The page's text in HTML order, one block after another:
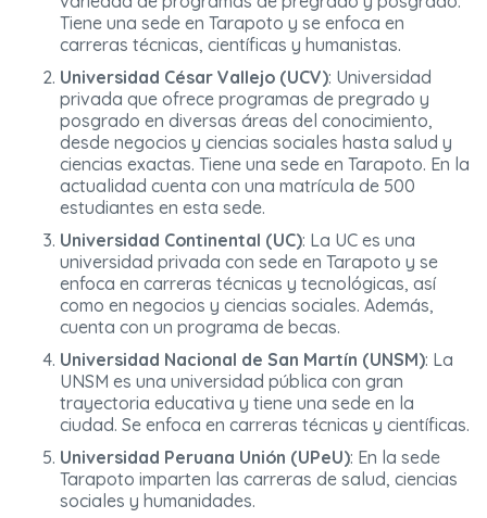
Tiene una sede en Tarapoto y se enfoca en
carreras técnicas, científicas y humanistas.
Universidad César Vallejo (UCV): Universidad
privada que ofrece programas de pregrado y
posgrado en diversas áreas del conocimiento,
desde negocios y ciencias sociales hasta salud y
ciencias exactas. Tiene una sede en Tarapoto. En la
actualidad cuenta con una matrícula de 500
estudiantes en esta sede.
Universidad Continental (UC): La UC es una
universidad privada con sede en Tarapoto y se
enfoca en carreras técnicas y tecnológicas, así
como en negocios y ciencias sociales. Además,
cuenta con un programa de becas.
Universidad Nacional de San Martín (UNSM): La
UNSM es una universidad pública con gran
trayectoria educativa y tiene una sede en la
ciudad. Se enfoca en carreras técnicas y científicas.
Universidad Peruana Unión (UPeU): En la sede
Tarapoto imparten las carreras de salud, ciencias
sociales y humanidades.